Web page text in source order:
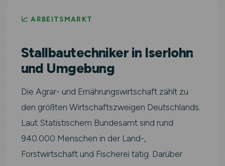
📈 ARBEITSMARKT
Stallbautechniker in Iserlohn
und Umgebung
Die Agrar- und Ernährungswirtschaft zählt zu
den größten Wirtschaftszweigen Deutschlands.
Laut Statistischem Bundesamt sind rund
940.000 Menschen in der Land-,
Forstwirtschaft und Fischerei tätig. Darüber